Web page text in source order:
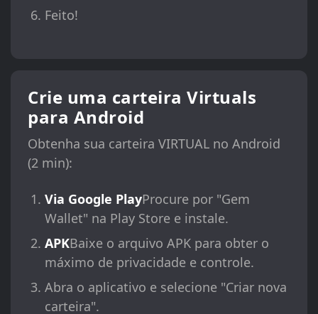
Feito!
Crie uma carteira Virtuals
para Android
Obtenha sua carteira VIRTUAL no Android
(2 min):
Via Google PlayProcure por "Gem
Wallet" na Play Store e instale.
APKBaixe o arquivo APK para obter o
máximo de privacidade e controle.
Abra o aplicativo e selecione "Criar nova
carteira".